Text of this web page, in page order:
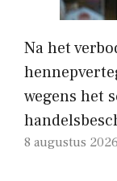
Na het
wegens het
8 augustus 2026